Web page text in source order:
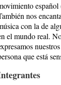
nos
con la de
el mundo real.
que está